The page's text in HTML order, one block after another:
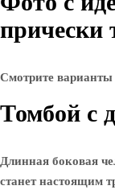
прически
Смотрите
Томбой с
Длинная боковая
станет настоящим